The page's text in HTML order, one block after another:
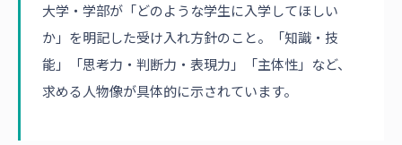
大学・学部が「どのような学生に入学してほしい
か」を明記した受け入れ方針のこと。「知識・技
能」「思考力・判断力・表現力」「主体性」など、
求める人物像が具体的に示されています。